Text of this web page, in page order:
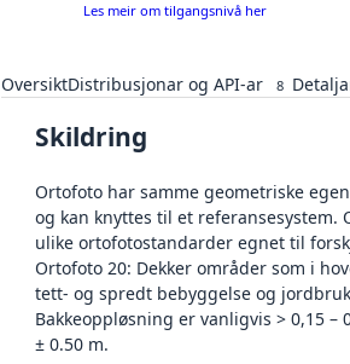
Les meir om tilgangsnivå her
OversiktDistribusjonar og API-ar 8
Skildring
Ortofoto har samme geometriske
og kan knyttes til et referansesystem.
ulike ortofotostandarder egnet til
Ortofoto 20: Dekker områder som i
tett- og spredt bebyggelse og
Bakkeoppløsning er vanligvis > 0,15 –
± 0.50 m.